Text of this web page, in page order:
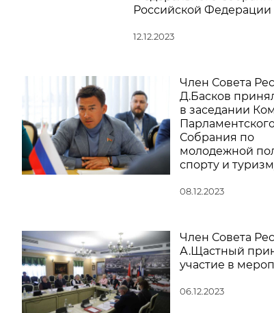
Российской Федерации
12.12.2023
Член Совета
Д.Басков
в заседании
Собрания по
молодежной
спорту и
08.12.2023
Член Совета
А.Щастный
участие в
06.12.2023